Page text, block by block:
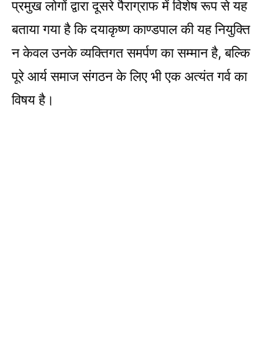
प्रमुख लोगों द्वारा दूसरे पैराग्राफ में विशेष रूप से यह
बताया गया है कि दयाकृष्ण काण्डपाल की यह नियुक्ति
न केवल उनके व्यक्तिगत समर्पण का सम्मान है, बल्कि
पूरे आर्य समाज संगठन के लिए भी एक अत्यंत गर्व का
विषय है।